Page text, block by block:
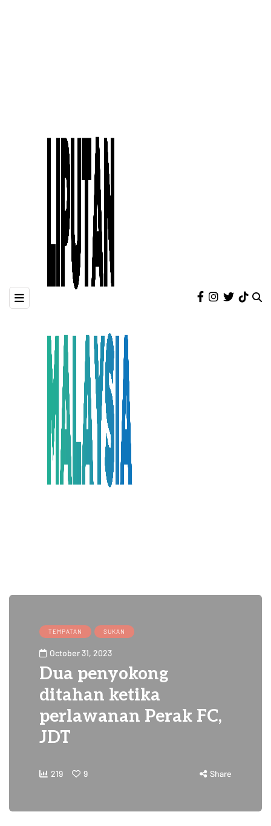
TEMPATAN SUKAN
October 31, 2023
Dua penyokong
ditahan ketika
perlawanan Perak FC,
JDT
219 9 Share